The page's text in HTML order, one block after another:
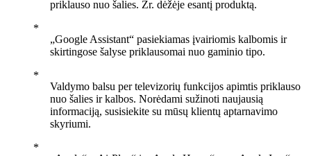
priklauso nuo šalies. Žr. dėžėje esantį produktą.
„Google Assistant“ pasiekiamas įvairiomis kalbomis ir
skirtingose šalyse priklausomai nuo gaminio tipo.
Valdymo balsu per televizorių funkcijos apimtis priklauso
nuo šalies ir kalbos. Norėdami sužinoti naujausią
informaciją, susisiekite su mūsų klientų aptarnavimo
skyriumi.